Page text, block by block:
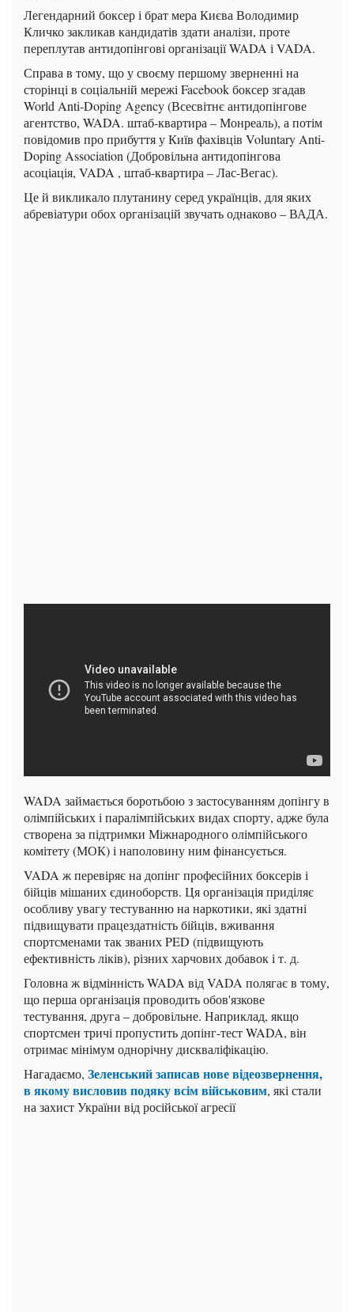
Легендарний боксер і брат мера Києва Володимир
Кличко закликав кандидатів здати аналізи, проте
переплутав антидопінгові організації WADA і VADA.
Справа в тому, що у своєму першому зверненні на
сторінці в соціальній мережі Facebook боксер згадав
World Anti-Doping Agency (Всесвітнє антидопінгове
агентство, WADA. штаб-квартира – Монреаль), а потім
повідомив про прибуття у Київ фахівців Voluntary Anti-
Doping Association (Добровільна антидопінгова
асоціація, VADA , штаб-квартира – Лас-Вегас).
Це й викликало плутанину серед українців, для яких
абревіатури обох організацій звучать однаково – ВАДА.
WADA займається боротьбою з застосуванням допінгу в
олімпійських і паралімпійських видах спорту, адже була
створена за підтримки Міжнародного олімпійського
комітету (МОК) і наполовину ним фінансується.
VADA ж перевіряє на допінг професійних боксерів і
бійців мішаних єдиноборств. Ця організація приділяє
особливу увагу тестуванню на наркотики, які здатні
підвищувати працездатність бійців, вживання
спортсменами так званих PED (підвищують
ефективність ліків), різних харчових добавок і т. д.
Головна ж відмінність WADA від VADA полягає в тому,
що перша організація проводить обов'язкове
тестування, друга – добровільне. Наприклад, якщо
спортсмен тричі пропустить допінг-тест WADA, він
отримає мінімум однорічну дискваліфікацію.
Нагадаємо, Зеленський записав нове відеозвернення,
в якому висловив подяку всім військовим, які стали
на захист України від російської агресії